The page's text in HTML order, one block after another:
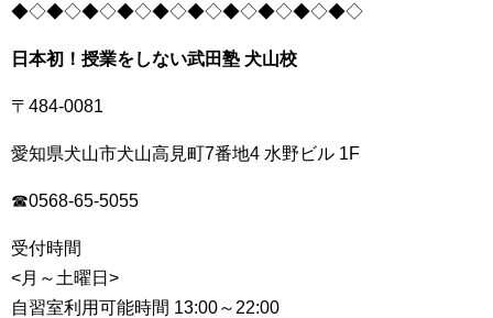
◆◇◆◇◆◇◆◇◆◇◆◇◆◇◆◇◆◇◆◇
日本初！授業をしない武田塾 犬山校
〒484-0081
愛知県犬山市犬山高見町7番地4 水野ビル 1F
☎0568-65-5055
受付時間
<月～土曜日>
自習室利用可能時間 13:00～22:00